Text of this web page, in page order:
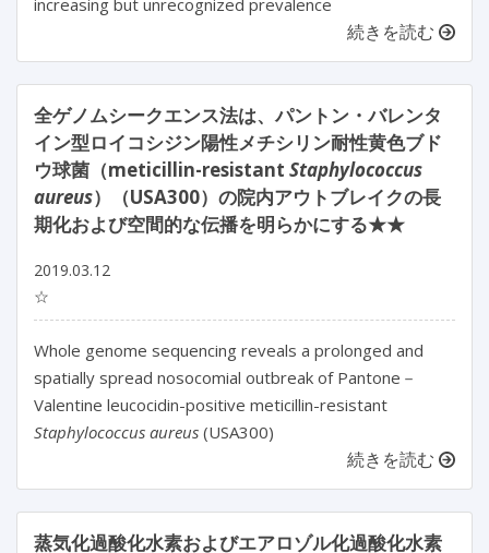
increasing but unrecognized prevalence
続きを読む
全ゲノムシークエンス法は、パントン・バレンタ
イン型ロイコシジン陽性メチシリン耐性黄色ブド
ウ球菌（meticillin-resistant Staphylococcus
aureus）（USA300）の院内アウトブレイクの長
期化および空間的な伝播を明らかにする★★
2019.03.12
☆
Whole genome sequencing reveals a prolonged and
spatially spread nosocomial outbreak of Pantone－
Valentine leucocidin-positive meticillin-resistant
Staphylococcus aureus (USA300)
続きを読む
蒸気化過酸化水素およびエアロゾル化過酸化水素